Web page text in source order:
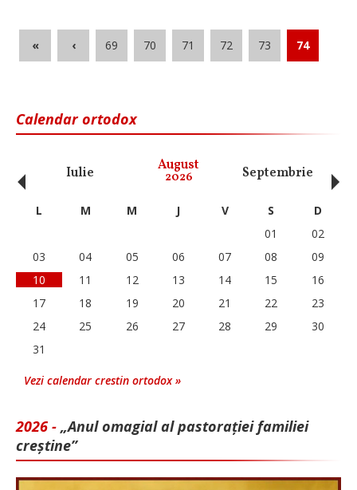
« ‹ 69 70 71 72 73 74
Calendar ortodox
Iulie August
2026 Septembrie
‹ L M M J V S
D
01
02
03
04 05 06 07 08
09
10
11 12 13 14 15
16
17
18 19 20 21 22
23
24
25 26 27 28 29
30
31
Vezi calendar crestin ortodox »
2026 - „Anul omagial al pastorației familiei
creștine”